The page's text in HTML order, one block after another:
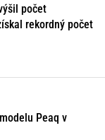
počet
rekordný počet
Peaq v